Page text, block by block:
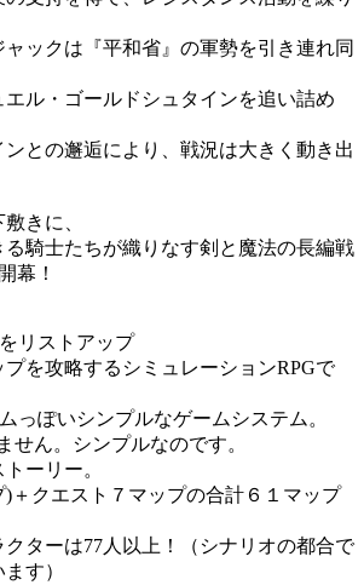
ックは『平和省』の軍勢を引き連れ同
ル・ゴールドシュタインを追い詰め
との邂逅により、戦況は大きく動き出
きに、
騎士たちが織りなす剣と魔法の長編戦
幕！
リストアップ
を攻略するシミュレーションRPGで
っぽいシンプルなゲームシステム。
せん。シンプルなのです。
ーリー。
)＋クエスト７マップの合計６１マップ
ターは77人以上！（シナリオの都合で
す）